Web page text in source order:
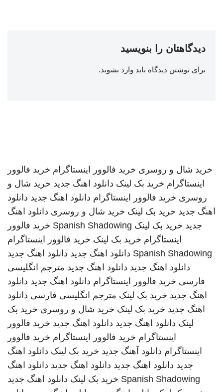
دیدگاهتان را بنویسید
برای نوشتن دیدگاه باید وارد بشوید.
خرید شال و روسری خرید فالوور اینستاگرام خرید فالوور
اینستاگرام خرید بک لینک دانلود اهنگ جدید خرید شال و
روسری خرید فالوور اینستاگرام دانلود اهنگ جدید دانلود
اهنگ جدید خرید بک لینک خرید شال و روسری دانلود اهنگ
جدید خرید بک لینک Spanish Shadowing خرید فالوور
اینستاگرام خرید بک لینک خرید فالوور اینستاگرام
Spanish Shadowing دانلود اهنگ جدید دانلود اهنگ جدید
دانلود اهنگ جدید دانلود اهنگ جدید مترجم انگلیسی
فارسی خرید فالوور اینستاگرام دانلود اهنگ جدید دانلود
اهنگ جدید خرید بک لینک مترجم انگلیسی فارسی دانلود
اهنگ جدید خرید بک لینک خرید شال و روسری خرید بک
لینک دانلود اهنگ جدید دانلود اهنگ جدید خرید فالوور
اینستاگرام خرید فالوور اینستاگرام خرید فالوور
اینستاگرام دانلود آهنگ جدید خرید بک لینک دانلود اهنگ
جدید دانلود اهنگ جدید دانلود اهنگ جدید دانلود اهنگ
Spanish Shadowing خرید بک لینک دانلود اهنگ جدید